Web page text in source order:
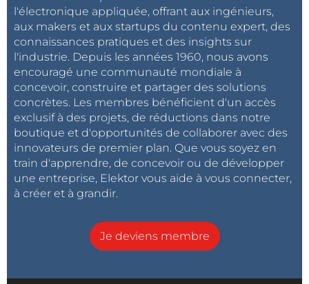
l'électronique appliquée, offrant aux ingénieurs,
aux makers et aux startups du contenu expert, des
connaissances pratiques et des insights sur
l'industrie. Depuis les années 1960, nous avons
encouragé une communauté mondiale à
concevoir, construire et partager des solutions
concrètes. Les membres bénéficient d'un accès
exclusif à des projets, de réductions dans notre
boutique et d'opportunités de collaborer avec des
innovateurs de premier plan. Que vous soyez en
train d'apprendre, de concevoir ou de développer
une entreprise, Elektor vous aide à vous connecter,
à créer et à grandir.
Je deviens membre